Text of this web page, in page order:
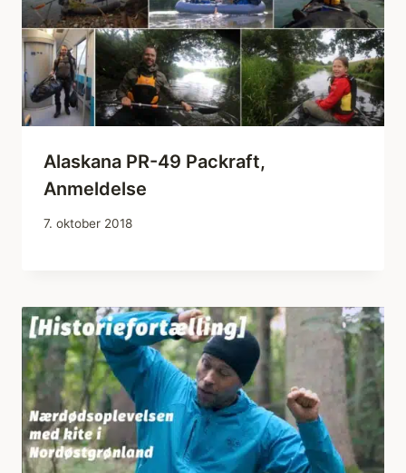
Alaskana PR-49 Packraft,
Anmeldelse
7. oktober 2018